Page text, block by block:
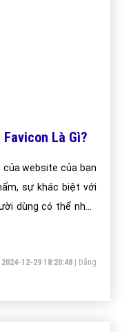
Là Gì?
website của bạn
sự khác biệt với
dùng có thể nhận
cũng nên có logo và
2024-12-29 18:20:48|Đăng